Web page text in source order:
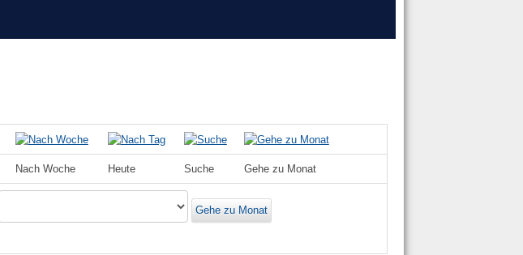
Nach Woche Heute Suche Gehe zu Monat
Gehe zu Monat